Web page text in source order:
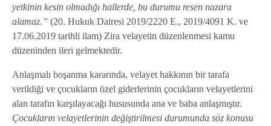
yetkinin kesin olmadığı hallerde, bu durumu resen nazara
alamaz.” (20. Hukuk Dairesi 2019/2220 E., 2019/4091 K. ve
17.06.2019 tarihli ilam) Zira velayetin düzenlenmesi kamu
düzeninden ileri gelmektedir.
Anlaşmalı boşanma kararında, velayet hakkının bir tarafa
verildiği ve çocukların özel giderlerinin çocukların velayetlerini
alan tarafın karşılayacağı hususunda ana ve baba anlaşmıştır.
Çocukların velayetlerinin değiştirilmesi durumunda söz konusu